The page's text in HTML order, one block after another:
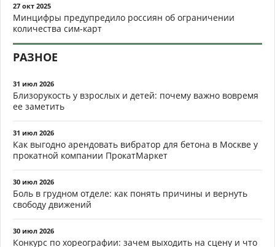
27 окт 2025
Минцифры предупредило россиян об ограничении
количества сим-карт
РАЗНОЕ
31 июл 2026
Близорукость у взрослых и детей: почему важно вовремя
ее заметить
31 июл 2026
Как выгодно арендовать вибратор для бетона в Москве у
прокатной компании ПрокатМаркет
30 июл 2026
Боль в грудном отделе: как понять причины и вернуть
свободу движений
30 июл 2026
Конкурс по хореографии: зачем выходить на сцену и что